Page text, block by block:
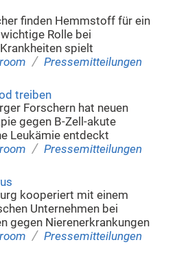
finden Hemmstoff für ein
Rolle bei
spielt
/ Pressemitteilungen
treiben
Forschern hat neuen
gegen B-Zell-akute
Leukämie entdeckt
/ Pressemitteilungen
kooperiert mit einem
Unternehmen bei
gegen Nierenerkrankungen
/ Pressemitteilungen